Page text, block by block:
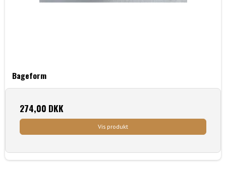
Bageform
274,00 DKK
Vis produkt